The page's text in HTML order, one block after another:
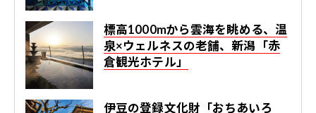
標高1000mから雲海を眺める、温
泉×ウェルネスの老舗、新潟「赤
倉観光ホテル」
伊豆の登録文化財「おちあいろ